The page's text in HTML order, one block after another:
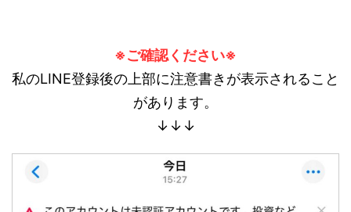
※ご確認ください※
私のLINE登録後の上部に注意書きが表示されること
があります。
↓↓↓